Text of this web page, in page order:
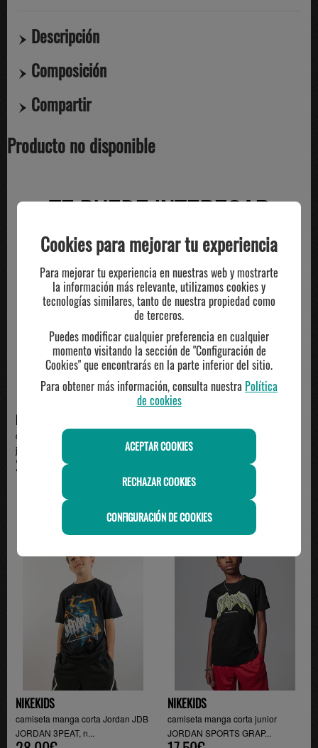
Descripción
Composición
Compartir
Producto no disponible
TE PUEDE INTERESAR
NIKEEQUIPMENT
camiseta manga corta Jordan
junior, negro
28.00€
camiseta manga corta junior
Jordan JAMMING, negro
NIKEKIDS
camiseta manga corta Jordan JDB
JORDAN 3PEAT, n...
NIKEKIDS
camiseta manga corta junior
JORDAN SPORTS GRAP...
Cookies para mejorar tu experiencia
Para mejorar tu experiencia en nuestras web y mostrarte
la información más relevante, utilizamos cookies y
tecnologías similares, tanto de nuestra propiedad como
de terceros.
Puedes modificar cualquier preferencia en cualquier
momento visitando la sección de "Configuración de
Cookies" que encontrarás en la parte inferior del sitio.
Para obtener más información, consulta nuestra Política
de cookies
ACEPTAR COOKIES
RECHAZAR COOKIES
CONFIGURACIÓN DE COOKIES